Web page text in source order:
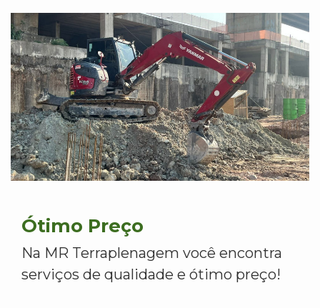
Ótimo Preço
Na MR Terraplenagem você encontra
serviços de qualidade e ótimo preço!